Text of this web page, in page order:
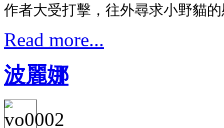
作者大受打擊，往外尋求小野貓
Read more...
波麗娜